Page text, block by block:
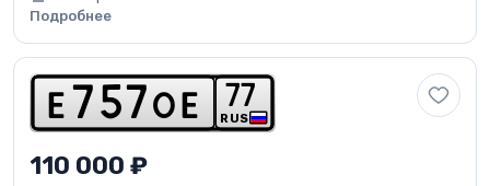
Подробнее
e 7 5 7 o e RUS
7 7
110 000 ₽